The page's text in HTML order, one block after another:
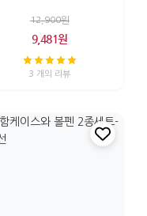
12,900원
9,481원
3 개의 리뷰